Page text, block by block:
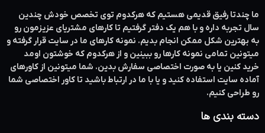
ما چندتا رفیق قدیمی هستیم که هرکدوم توی تخصص خودش چندین
سال تجربه داره و با هم یک دفتر گرفتیم تا کارهای مشتریای عزیزمون رو
به بهترین شکل ممکن انجام بدیم. نمونه کارهای ما در سایت قرار گرفته و
میتونین تمامی نمونه کارها رو ببینین و از هرکدوم که خوشتون اومد
خرید کنین یا به صورت اختصاصی سفارش بدین. شما میتونین از کاورهای
آماده سایت استفاده کنید و یا با ما در ارتباط باشید تا کاور اختصاصی شما
رو طراحی کنیم.
دسته بندی ها